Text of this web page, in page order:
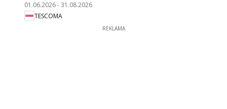
01.06.2026-31.08.2026
TESCOMA
REKLAMA